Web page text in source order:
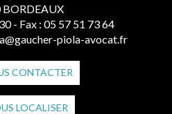
BORDEAUX
- Fax : 05 57 51 73 64
piola-avocat.fr
CONTACTER
LOCALISER